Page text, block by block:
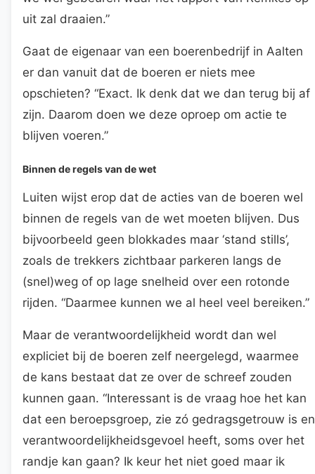
uit zal draaien.”
Gaat de eigenaar van een boerenbedrijf in Aalten
er dan vanuit dat de boeren er niets mee
opschieten? “Exact. Ik denk dat we dan terug bij af
zijn. Daarom doen we deze oproep om actie te
blijven voeren.”
Binnen de regels van de wet
Luiten wijst erop dat de acties van de boeren wel
binnen de regels van de wet moeten blijven. Dus
bijvoorbeeld geen blokkades maar ‘stand stills’,
zoals de trekkers zichtbaar parkeren langs de
(snel)weg of op lage snelheid over een rotonde
rijden. “Daarmee kunnen we al heel veel bereiken.”
Maar de verantwoordelijkheid wordt dan wel
expliciet bij de boeren zelf neergelegd, waarmee
de kans bestaat dat ze over de schreef zouden
kunnen gaan. “Interessant is de vraag hoe het kan
dat een beroepsgroep, zie zó gedragsgetrouw is en
verantwoordelijkheidsgevoel heeft, soms over het
randje kan gaan? Ik keur het niet goed maar ik